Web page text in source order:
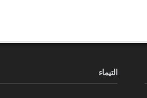
التيماء